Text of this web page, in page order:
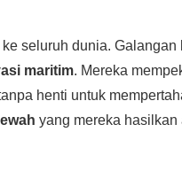
seluruh dunia. Galangan
maritim. Mereka
henti untuk
yang mereka hasilkan